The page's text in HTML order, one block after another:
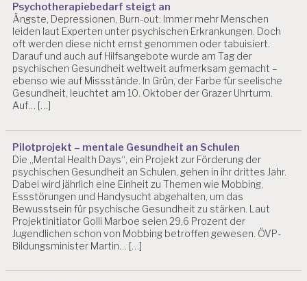
Psychotherapiebedarf steigt an
Ängste, Depressionen, Burn-out: Immer mehr Menschen
leiden laut Experten unter psychischen Erkrankungen. Doch
oft werden diese nicht ernst genommen oder tabuisiert.
Darauf und auch auf Hilfsangebote wurde am Tag der
psychischen Gesundheit weltweit aufmerksam gemacht –
ebenso wie auf Missstände. In Grün, der Farbe für seelische
Gesundheit, leuchtet am 10. Oktober der Grazer Uhrturm.
Auf… […]
Pilotprojekt – mentale Gesundheit an Schulen
Die „Mental Health Days“, ein Projekt zur Förderung der
psychischen Gesundheit an Schulen, gehen in ihr drittes Jahr.
Dabei wird jährlich eine Einheit zu Themen wie Mobbing,
Essstörungen und Handysucht abgehalten, um das
Bewusstsein für psychische Gesundheit zu stärken. Laut
Projektinitiator Golli Marboe seien 29,6 Prozent der
Jugendlichen schon von Mobbing betroffen gewesen. ÖVP-
Bildungsminister Martin… […]